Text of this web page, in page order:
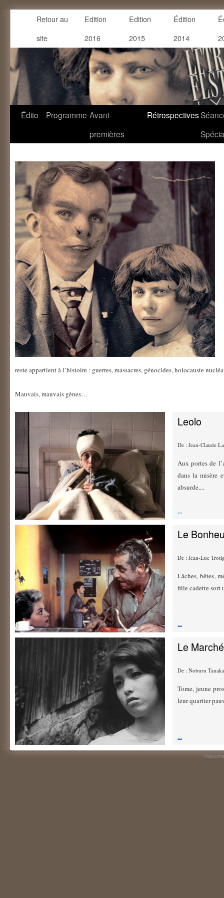
Retour au
site
Edition
2016
Edition
2015
Édition
2014
Édito Programme Avant-
premières
Rétrospectives
reste appartient à l’histoire : guerres, massacres, génocides, holocauste
Mauvais, mauvais gènes…
Leolo
De : Jean-Claude
Aux portes de
dans la misère
absurde....
...
Le
De : Jean-Luc
Lâches, bêtes,
fille cadette sort
...
Le
De : Noburu
Tome, jeune
leur quartier
...